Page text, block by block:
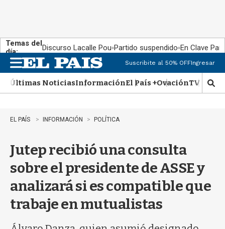
Temas del
día:
Discurso Lacalle Pou Partido suspendido En Clave País
n
u
Suscribite al 50% OFFIngresar
Últimas NoticiasInformaciónEl País +OvaciónTV Show
M
o
q
EL PAÍS INFORMACIÓN POLÍTICA
Jutep recibió una consulta
sobre el presidente de ASSE y
analizará si es compatible que
trabaje en mutualistas